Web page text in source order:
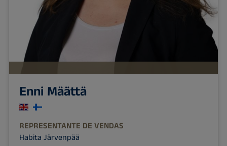
Enni Määttä
REPRESENTANTE DE VENDAS
Habita Järvenpää